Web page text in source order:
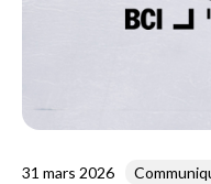
31 mars 2026